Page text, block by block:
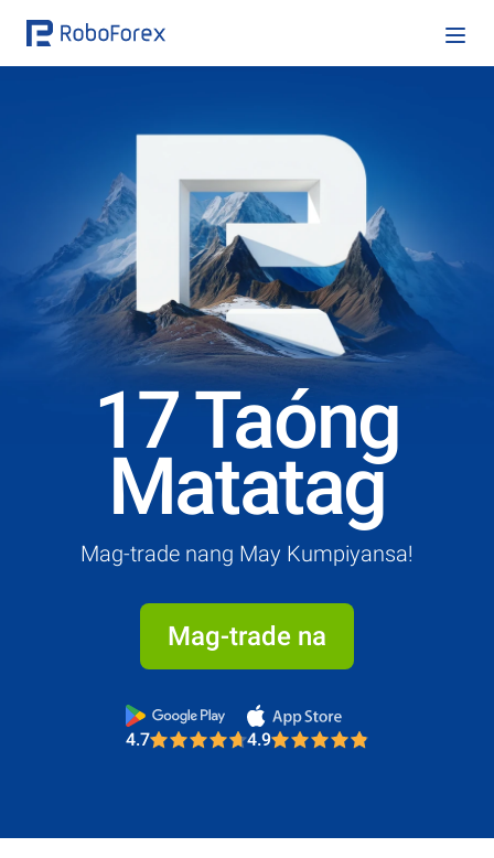
17 Taóng
Matatag
Mag-trade nang May Kumpiyansa!
Mag-trade na
4.7
Most Trusted Broker 2025